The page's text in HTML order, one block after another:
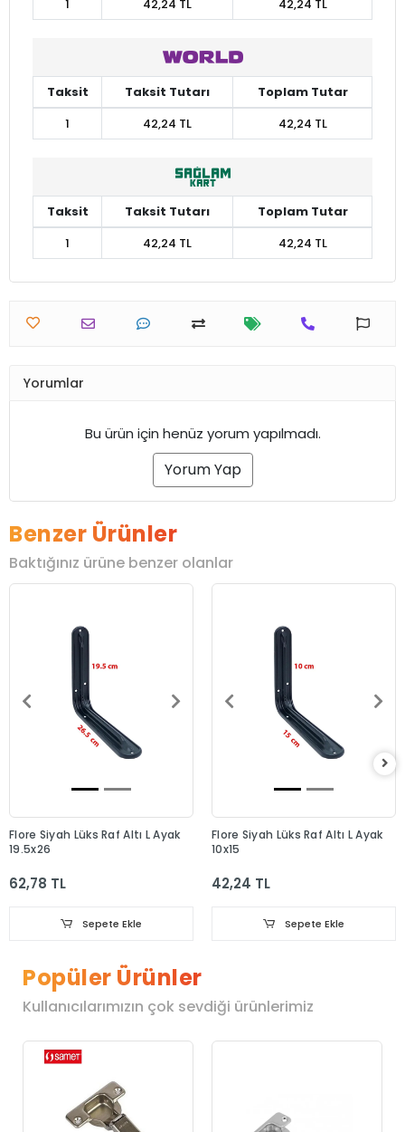
1 42,24 TL 42,24 TL
Taksit Taksit Tutarı
Toplam Tutar
1
42,24 TL 42,24 TL
Taksit Taksit Tutarı
Toplam Tutar
1
42,24 TL 42,24 TL
Yorumlar
Bu ürün için henüz yorum yapılmadı.
Yorum Yap
Benzer Ürünler
Baktığınız ürüne benzer olanlar
Flore Siyah Lüks Raf Altı L Ayak
19.5x26
62,78 TL
Sepete Ekle
Flore Siyah Lüks Raf Altı L Ayak
10x15
42,24 TL
Sepete Ekle
Popüler Ürünler
Kullanıcılarımızın çok sevdiği ürünlerimiz